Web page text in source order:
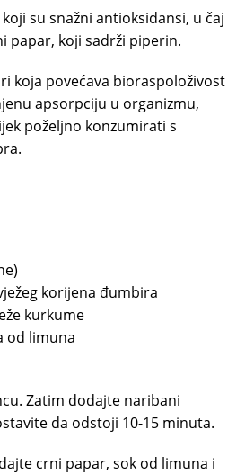
su snažni antioksidansi, u čaj
papar, koji sadrži piperin.
koja povećava bioraspoloživost
apsorpciju u organizmu,
poželjno konzumirati s
korijena đumbira
kurkume
od limuna
Zatim dodajte naribani
da odstoji 10-15 minuta.
crni papar, sok od limuna i